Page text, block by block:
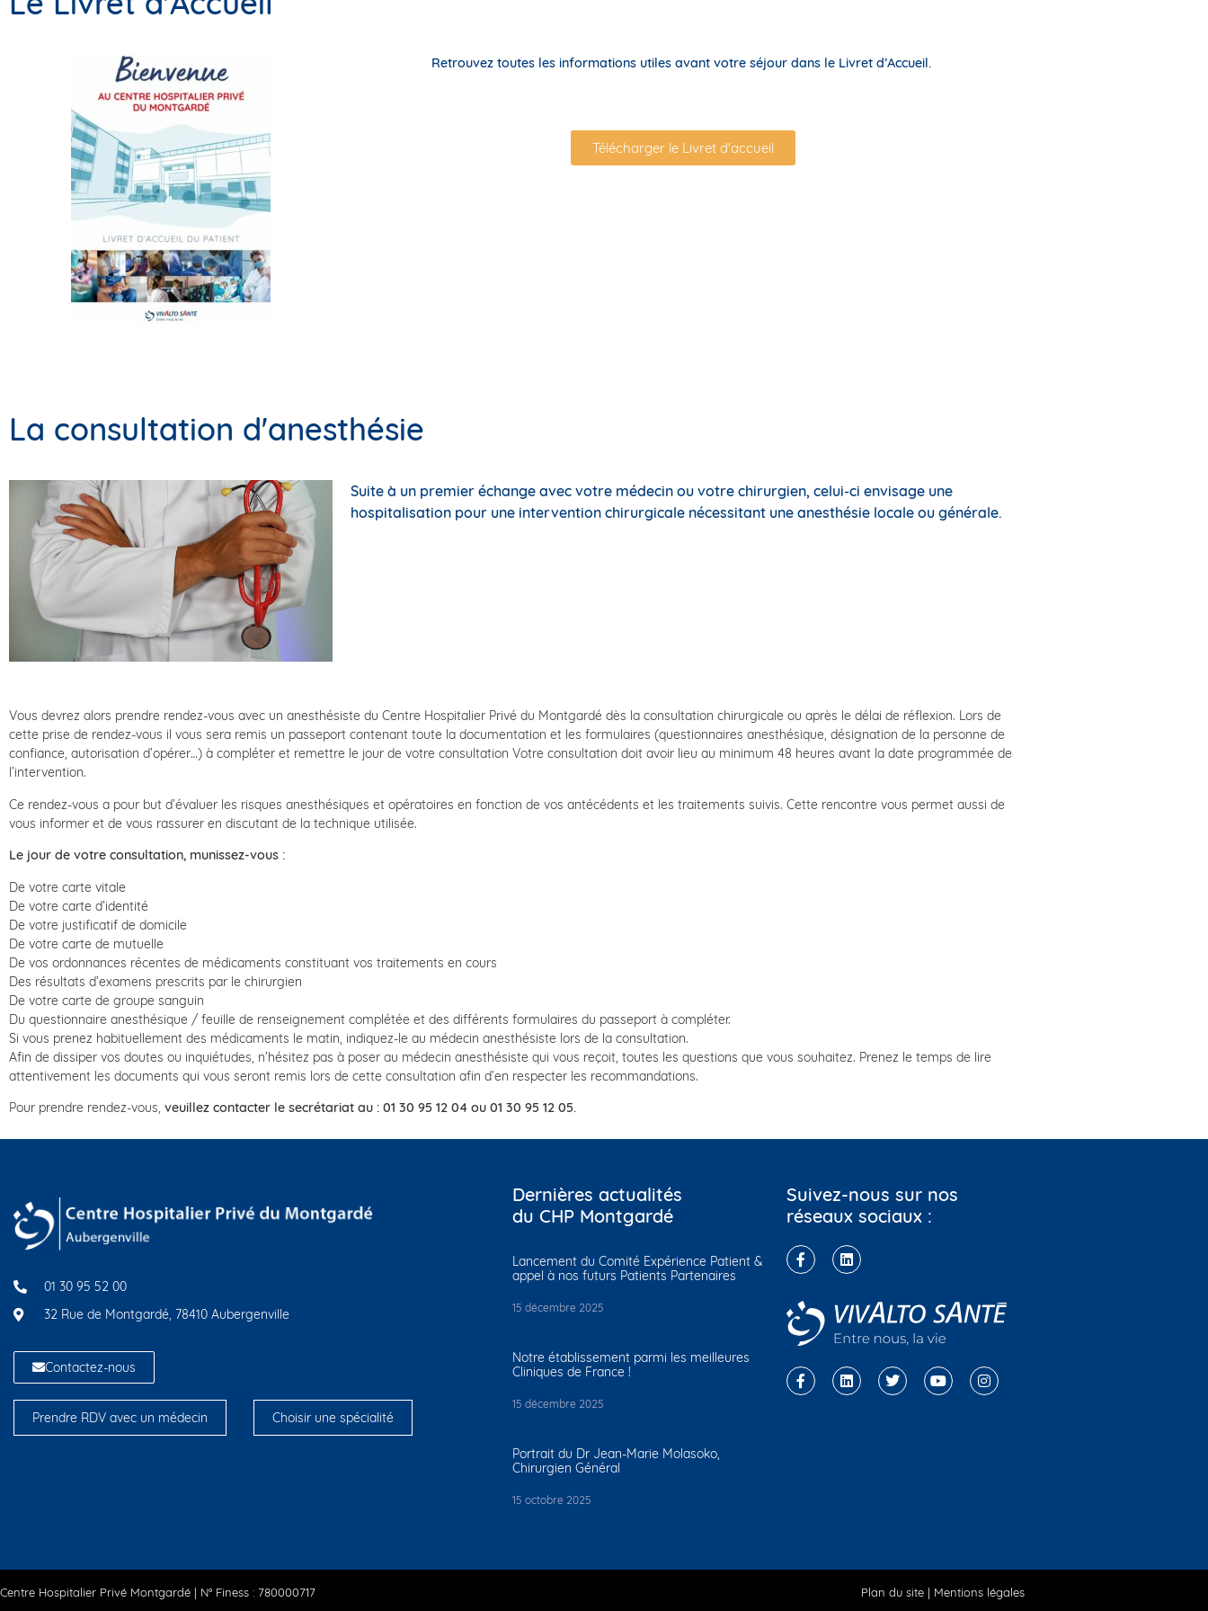
Retrouvez toutes les informations utiles avant votre séjour dans le Livret d’Accueil.
Télécharger le Livret d'accueil
La consultation d'anesthésie
Suite à un premier échange avec votre médecin ou votre chirurgien, celui-ci envisage une
hospitalisation pour une intervention chirurgicale nécessitant une anesthésie locale ou générale.
Vous devrez alors prendre rendez-vous avec un anesthésiste du Centre Hospitalier Privé du Montgardé dès la consultation chirurgicale ou après le délai de réflexion. Lors de
cette prise de rendez-vous il vous sera remis un passeport contenant toute la documentation et les formulaires (questionnaires anesthésique, désignation de la personne de
confiance, autorisation d’opérer…) à compléter et remettre le jour de votre consultation Votre consultation doit avoir lieu au minimum 48 heures avant la date programmée de
l’intervention.
Ce rendez-vous a pour but d’évaluer les risques anesthésiques et opératoires en fonction de vos antécédents et les traitements suivis. Cette rencontre vous permet aussi de
vous informer et de vous rassurer en discutant de la technique utilisée.
Le jour de votre consultation, munissez-vous :
De votre carte vitale
De votre carte d’identité
De votre justificatif de domicile
De votre carte de mutuelle
De vos ordonnances récentes de médicaments constituant vos traitements en cours
Des résultats d’examens prescrits par le chirurgien
De votre carte de groupe sanguin
Du questionnaire anesthésique / feuille de renseignement complétée et des différents formulaires du passeport à compléter.
Si vous prenez habituellement des médicaments le matin, indiquez-le au médecin anesthésiste lors de la consultation.
Afin de dissiper vos doutes ou inquiétudes, n’hésitez pas à poser au médecin anesthésiste qui vous reçoit, toutes les questions que vous souhaitez. Prenez le temps de lire
attentivement les documents qui vous seront remis lors de cette consultation afin d’en respecter les recommandations.
Pour prendre rendez-vous, veuillez contacter le secrétariat au : 01 30 95 12 04 ou 01 30 95 12 05.
01 30 95 52 00
32 Rue de Montgardé, 78410 Aubergenville
Contactez-nous
Prendre RDV avec un médecin Choisir une spécialité
Dernières actualités
du CHP Montgardé
Lancement du Comité Expérience Patient &
appel à nos futurs Patients Partenaires
15 décembre 2025
Notre établissement parmi les meilleures
Cliniques de France !
15 décembre 2025
Portrait du Dr Jean-Marie Molasoko,
Chirurgien Général
15 octobre 2025
Suivez-nous sur nos
réseaux sociaux :
Centre Hospitalier Privé Montgardé | N° Finess : 780000717 Plan du site | Mentions légales